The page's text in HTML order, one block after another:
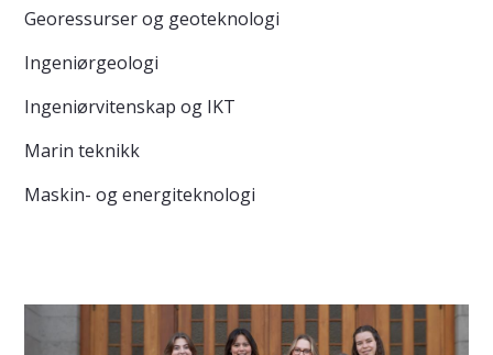
Georessurser og geoteknologi
Ingeniørgeologi
Ingeniørvitenskap og IKT
Marin teknikk
Maskin- og energiteknologi